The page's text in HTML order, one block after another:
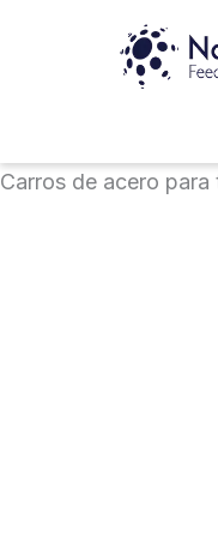
Carros de acero